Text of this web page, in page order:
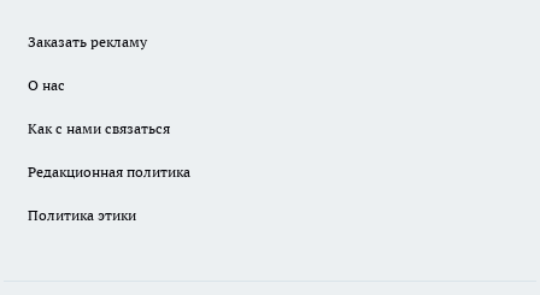
Заказать рекламу
О нас
Как с нами связаться
Редакционная политика
Политика этики